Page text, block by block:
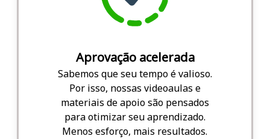
Aprovação acelerada
Sabemos que seu tempo é valioso.
Por isso, nossas videoaulas e
materiais de apoio são pensados
para otimizar seu aprendizado.
Menos esforço, mais resultados.